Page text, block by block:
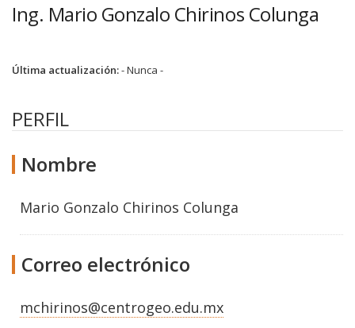
Ing. Mario Gonzalo Chirinos Colunga
Última actualización:- Nunca -
PERFIL
Nombre
Mario Gonzalo Chirinos Colunga
Correo electrónico
mchirinos@centrogeo.edu.mx